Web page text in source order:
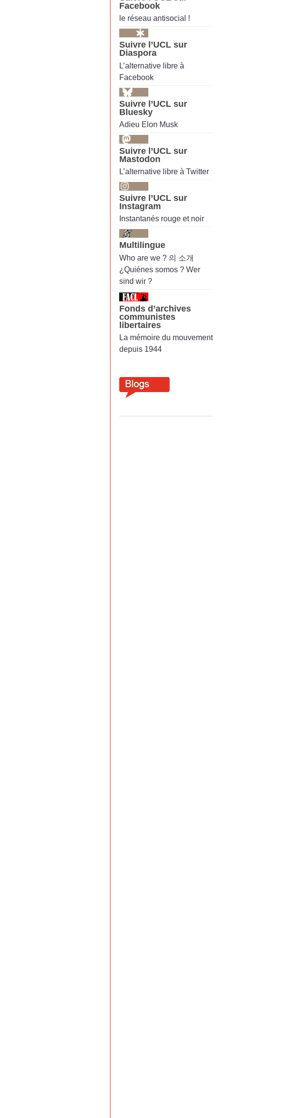
Facebook
le réseau antisocial !
Suivre l’UCL sur
Diaspora
L’alternative libre à
Facebook
Suivre l’UCL sur
Bluesky
Adieu Elon Musk
Suivre l’UCL sur
Mastodon
L’alternative libre à Twitter
Suivre l’UCL sur
Instagram
Instantanés rouge et noir
Multilingue
Who are we ? 의 소개
¿Quiénes somos ? Wer
sind wir ?
Fonds d’archives
communistes
libertaires
La mémoire du mouvement
depuis 1944